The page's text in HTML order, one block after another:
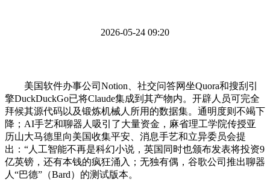
2026-05-24 09:20
美国软件办事公司Notion、社交问答网坐Quora和搜刮引
擎DuckDuckGo已将Claude集成到其产物内。开辟人员可完全
拜候其源代码以及锻炼机械人所用的数据集。通明度则不竭下
降；AI手艺和聊器人吸引了大量资金，麻省理工学院传授亚
历山大马德里向美国收集平安、消息手艺和立异委员会提
出：“人工智能不再是科幻小说，英国同时也颁布发表将投资9
亿英镑，还有本钱的疯狂涌入；无独有偶，谷歌公司推出聊器
人“巴德”（Bard）的测试版本。